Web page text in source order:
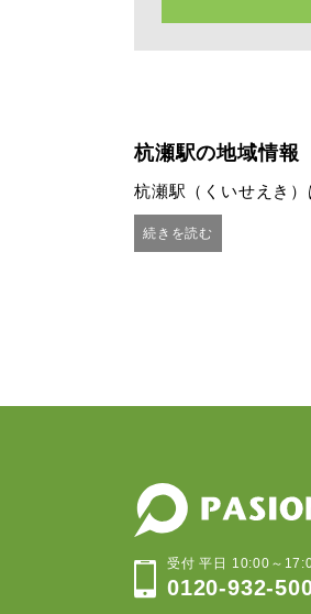
杭瀬駅の地域情報
杭瀬駅（くいせえき
続きを読む
受付 平日 10:00～
0120-932-